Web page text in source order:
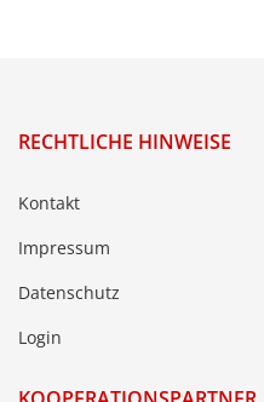
RECHTLICHE HINWEISE
Kontakt
Impressum
Datenschutz
Login